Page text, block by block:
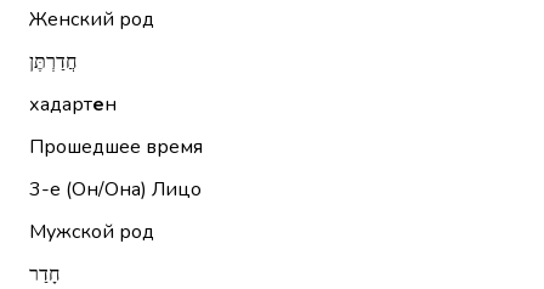
Женский род
חֲדַרְתֶּן
хадартен
Прошедшее время
3-е (Он/Она) Лицо
Мужской род
חָדַר